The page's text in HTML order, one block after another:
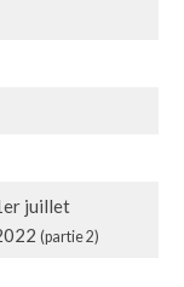
juillet
(partie 2)